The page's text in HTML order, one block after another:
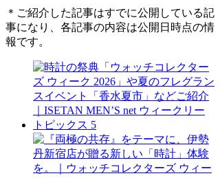
＊ご紹介した記事はすでに公開している記
事になり、各記事の内容は公開日時点の情
報です。